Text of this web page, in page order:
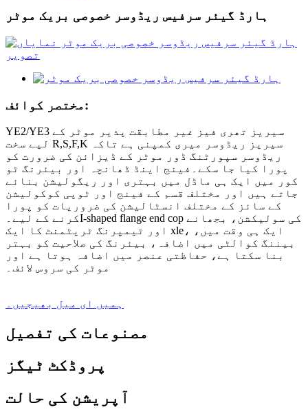
ہارڈ گیئر سرفیس ریڈوسر خصوصی بریک موٹر
مختصر کوائف:
YE2/YE3 سیریز تھری فیز غیر مطابقت پذیر موٹر کے
لیے سخت R,S,F,K سیریز ریڈوسر میری کمپنی ہے تاکہ
ریڈوسر سپورٹنگ ڈور موٹر کے ڈیزائن کی ضرورت کو
پورا کیا جا سکے۔فینج اینڈ ڈھانچہ اور بیئرنگ ٹو
کور میں ایک ہی ماڈل میں بہتری اور ریگولیشن بنائے
جاتے ہیں اور مختلف قسم کے فینج اور ٹوپی کوکولیشن
کے سائز کے مختلف انسٹالیشن کی ضروریات کو پورا
کرنے کے لیے۔I-shaped flange end cop کی سولیکشن، بجھانے
اور ٹیمپرنگ ٹریٹمنٹ کا ایک xle، ایک ہی وقت میں،
بیننگ کوالٹی میں اضافہ، بیئرنگ کی صلاحیت کو بہتر
بنا سکتا ہے، حفاظتی عنصر میں اضافہ ہوتا ہے اور
موٹر کی سروس لائف۔
ہمیں ای میل بھیجیں۔
مصنوعات کی تفصیل
پروڈکٹ ٹیگز
آپریشن کی حالت